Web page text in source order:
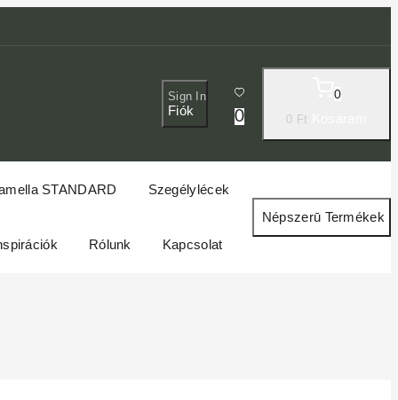
Sign In
Fiók 0
0
0 Ft
STANDARD Szegélylécek
Rólunk Kapcsolat
Népszerū Termékek